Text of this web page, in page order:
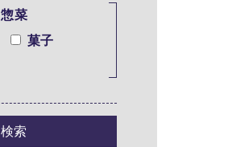
惣菜
菓子